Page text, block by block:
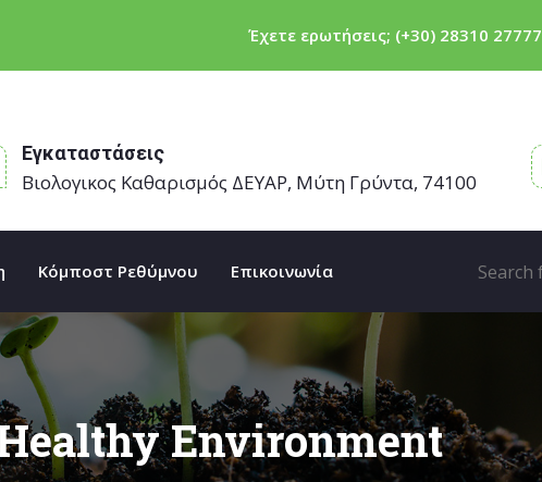
Έχετε ερωτήσεις; (+30) 28310 27777
Εγκαταστάσεις
Βιολογικος Καθαρισμός ΔΕΥΑΡ, Μύτη Γρύντα, 74100
Κόμποστ Ρεθύμνου Επικοινωνία
Environment